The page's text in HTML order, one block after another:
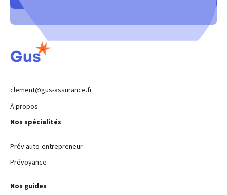
clement@gus-assurance.fr
À propos
Nos spécialités
Prév auto-entrepreneur
Prévoyance
Nos guides